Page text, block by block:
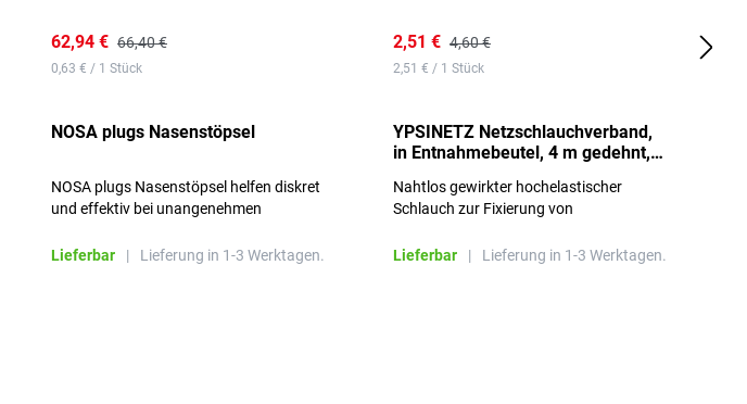
62,94 € 66,40 €
0,63 € / 1 Stück
NOSA plugs Nasenstöpsel
NOSA plugs Nasenstöpsel helfen diskret
und effektiv bei unangenehmen
beeinträchtigen.
Lieferbar | Lieferung in 1-3 Werktagen.
2,51 € 4,60 €
2,51 € / 1 Stück
YPSINETZ Netzschlauchverband,
in Entnahmebeutel, 4 m gedehnt,
Nahtlos gewirkter hochelastischer
Schlauch zur Fixierung von
Lieferbar
| Lieferung in 1-3 Werktagen.